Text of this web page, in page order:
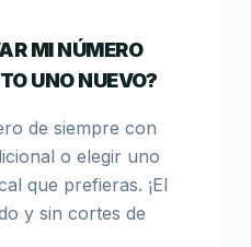
MI NÚMERO
UNO NUEVO?
de siempre con
o elegir uno
que prefieras. ¡El
y sin cortes de